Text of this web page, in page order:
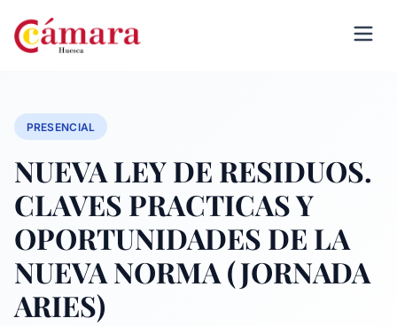
PRESENCIAL
NUEVA LEY DE RESIDUOS.
CLAVES PRACTICAS Y
OPORTUNIDADES DE LA
NUEVA NORMA (JORNADA
ARIES)